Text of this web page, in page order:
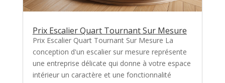
Prix Escalier Quart Tournant Sur Mesure
Prix Escalier Quart Tournant Sur Mesure La
conception d'un escalier sur mesure représente
une entreprise délicate qui donne à votre espace
intérieur un caractère et une fonctionnalité